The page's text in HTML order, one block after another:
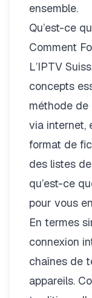
ensemble.
Qu’est-ce
Comment
L’IPTV
concepts
méthode
via internet,
format de
des listes
qu’est-ce
pour vous
En termes
connexion
chaînes de
appareils.